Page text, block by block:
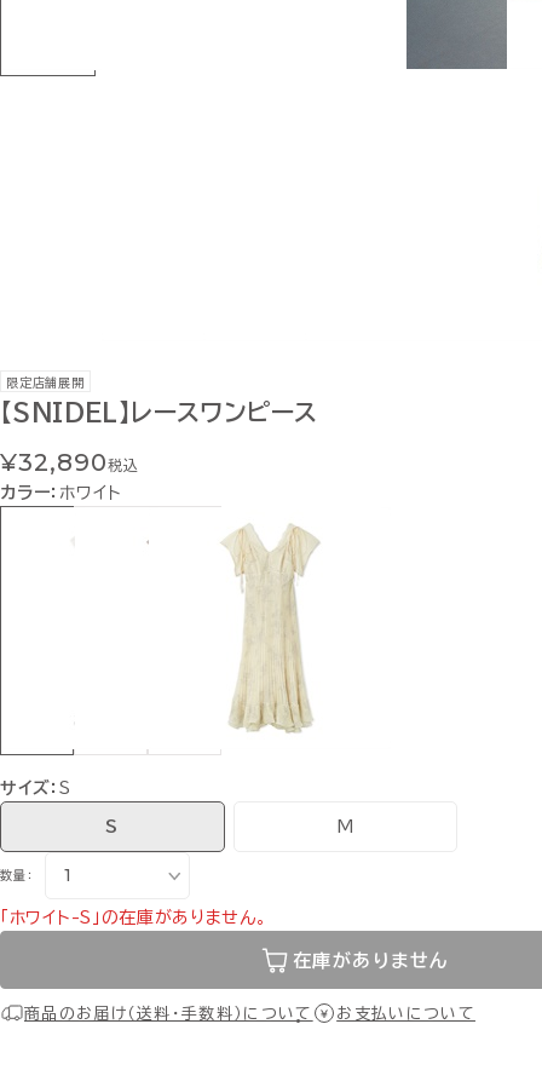
限定店舗展開
【SNIDEL】レースワンピース
¥32,890税込
カラー： ホワイト
サイズ：S
S M
数量：
「ホワイト-S」の在庫がありません。
在庫がありません
商品のお届け（送料・手数料）について お支払いについて